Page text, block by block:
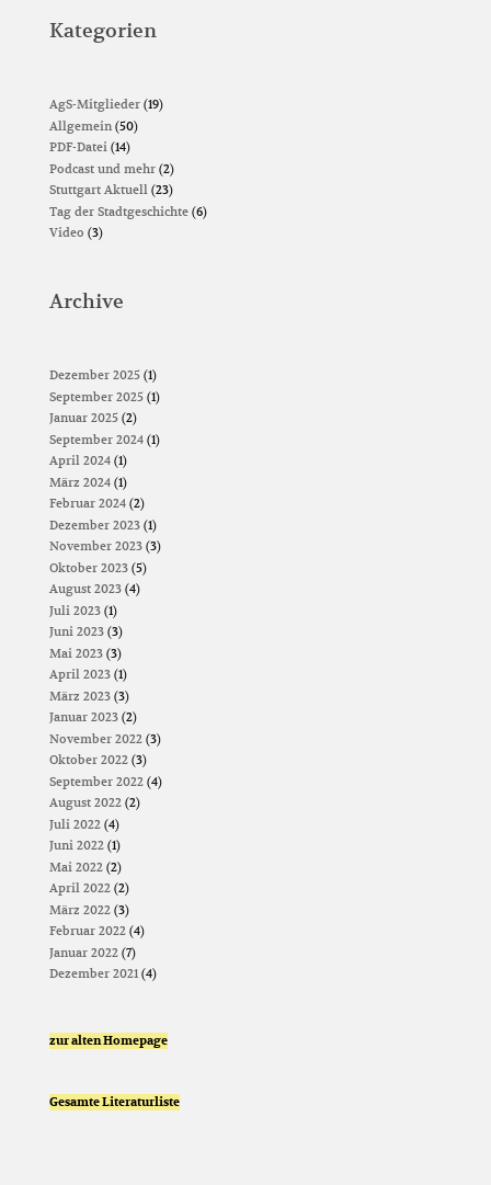
Kategorien
AgS-Mitglieder(19)
Allgemein(50)
PDF-Datei(14)
Podcast und mehr(2)
Stuttgart Aktuell(23)
Tag der Stadtgeschichte(6)
Video (3)
Archive
Dezember 2025(1)
September 2025(1)
Januar 2025(2)
September 2024(1)
April 2024(1)
März 2024(1)
Februar 2024(2)
Dezember 2023(1)
November 2023(3)
Oktober 2023(5)
August 2023(4)
Juli 2023(1)
Juni 2023(3)
Mai 2023(3)
April 2023(1)
März 2023(3)
Januar 2023(2)
November 2022(3)
Oktober 2022(3)
September 2022(4)
August 2022(2)
Juli 2022(4)
Juni 2022(1)
Mai 2022(2)
April 2022(2)
März 2022(3)
Februar 2022(4)
Januar 2022(7)
Dezember 2021(4)
zur alten Homepage
Gesamte Literaturliste